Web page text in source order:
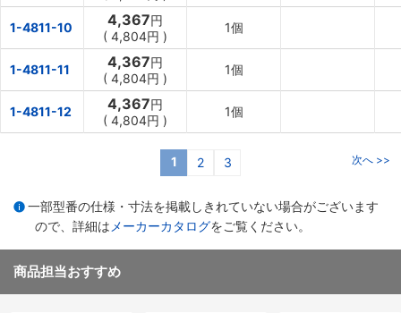
1-4811-10 4,367円
( 4,804円 )
1個
1-4811-11 4,367円
( 4,804円 )
1個
1-4811-12 4,367円
( 4,804円 )
1個
1 2 3 次へ >>
一部型番の仕様・寸法を掲載しきれていない場合がございます
ので、詳細は メーカーカタログをご覧ください。
商品担当おすすめ